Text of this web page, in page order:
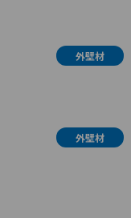
外壁材
外壁材